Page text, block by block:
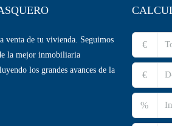
venta de tu vivienda. Seguimos
la mejor inmobiliaria
los grandes avances de la
€
€
%